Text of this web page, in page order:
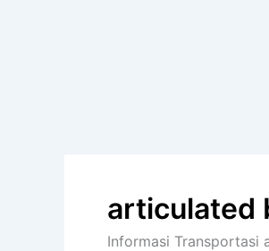
articulated
Informasi Transportasi